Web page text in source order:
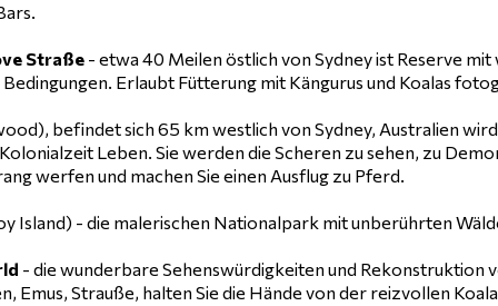
Straße - etwa 40 Meilen östlich von Sydney ist Reserve
Erlaubt Fütterung mit Kängurus und Koalas
befindet sich 65 km westlich von Sydney, Australien
Leben. Sie werden die Scheren zu sehen, zu
werfen und machen Sie einen Ausflug zu Pferd.
Island) - die malerischen Nationalpark mit unberührten
- die wunderbare Sehenswürdigkeiten und Rekonstruktion
Emus, Strauße, halten Sie die Hände von der reizvollen